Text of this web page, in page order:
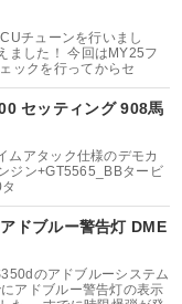
チューンを行いまし
ました！ 今回はMY25フ
ックを行ってからセ
セッティング 908馬
ムアタック仕様のデモカ
ジン+GT5565_BBタービ
ドブルー警告灯 DME
のアドブルーシステム
アドブルー警告灯の表示